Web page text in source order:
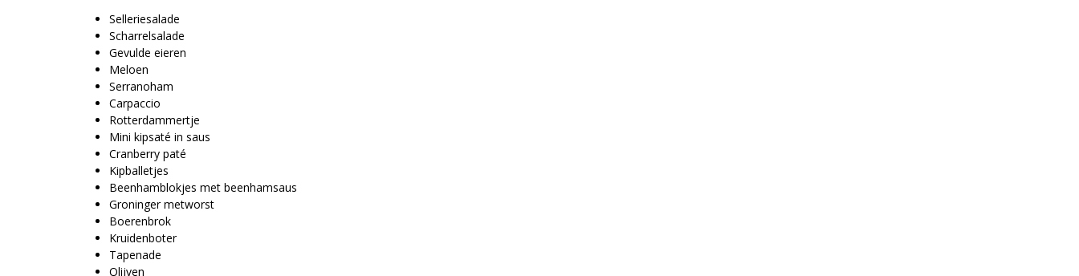
Selleriesalade
Scharrelsalade
Gevulde eieren
Meloen
Serranoham
Carpaccio
Rotterdammertje
Mini kipsaté in saus
Cranberry paté
Kipballetjes
Beenhamblokjes met beenhamsaus
Groninger metworst
Boerenbrok
Kruidenboter
Tapenade
Olijven